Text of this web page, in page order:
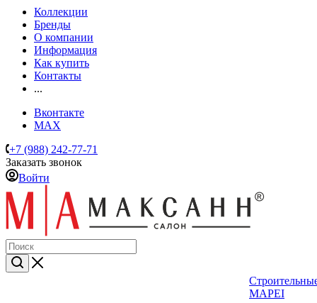
Коллекции
Бренды
О компании
Информация
Как купить
Контакты
...
Вконтакте
MAX
+7 (988) 242-77-71
Заказать звонок
Войти
MAPEI